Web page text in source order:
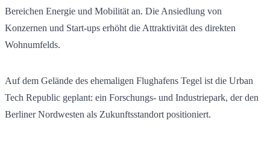
Bereichen Energie und Mobilität an. Die Ansiedlung von
Konzernen und Start-ups erhöht die Attraktivität des direkten
Wohnumfelds.
Auf dem Gelände des ehemaligen Flughafens Tegel ist die Urban
Tech Republic geplant: ein Forschungs- und Industriepark, der den
Berliner Nordwesten als Zukunftsstandort positioniert.